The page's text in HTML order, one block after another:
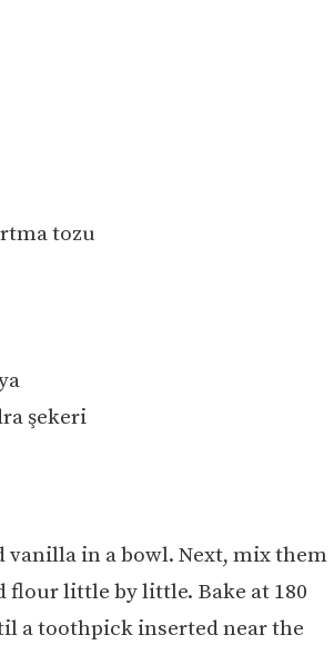
tozu
şekeri
vanilla in a bowl. Next, mix them
flour little by little. Bake at 180
a toothpick inserted near the